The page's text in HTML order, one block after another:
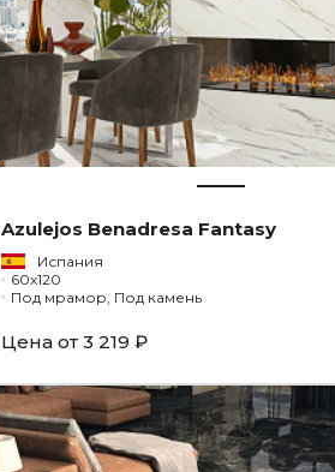
Azulejos Benadresa Fantasy
Испания
60x120
Под мрамор, Под камень
Цена от 3 219 ₽